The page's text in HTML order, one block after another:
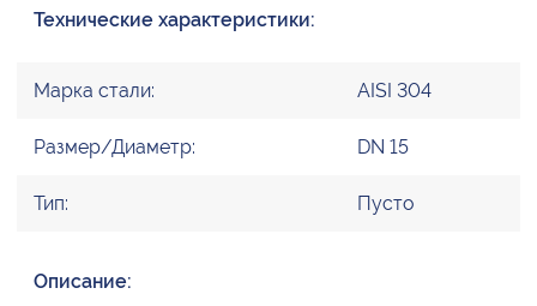
Технические характеристики:
Марка стали: AISI 304
Размер/Диаметр: DN 15
Тип: Пусто
Описание: